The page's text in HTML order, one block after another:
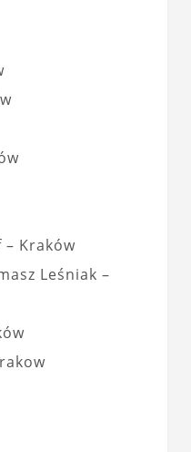
– Kraków
Leśniak –